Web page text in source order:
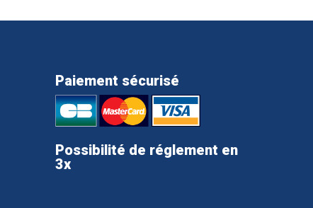
Paiement sécurisé
Possibilité de réglement en
3x